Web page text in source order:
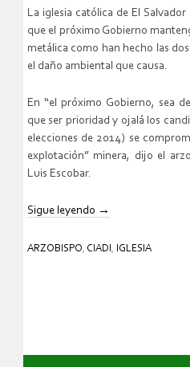
La iglesia católica de El
que el próximo Gobierno
metálica como han hecho las
el daño ambiental que causa.
En “el próximo Gobierno, sea
que ser prioridad y ojalá los
elecciones de 2014) se
explotación” minera, dijo el
Luis Escobar.
Sigue leyendo →
ARZOBISPO, CIADI , IGLESIA